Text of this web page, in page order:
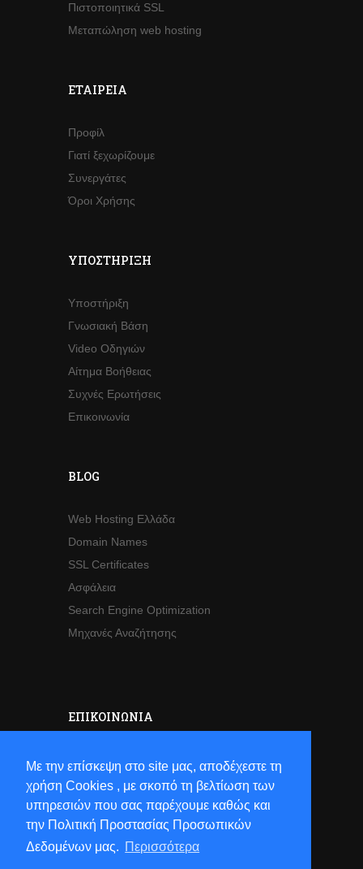
Με την επίσκεψη στο site μας, αποδέχεστε τη
χρήση Cookies , με σκοπό τη βελτίωση των
υπηρεσιών που σας παρέχουμε καθώς και
την Πολιτική Προστασίας Προσωπικών
Δεδομένων μας. Περισσότερα
Πιστοποιητικά SSL
Μεταπώληση web hosting
ΕΤΑΙΡΕΊΑ
Προφίλ
Γιατί ξεχωρίζουμε
Συνεργάτες
Όροι Χρήσης
ΥΠΟΣΤΉΡΙΞΗ
Υποστήριξη
Γνωσιακή Βάση
Video Οδηγιών
Αίτημα Βοήθειας
Συχνές Ερωτήσεις
Επικοινωνία
BLOG
Web Hosting Ελλάδα
Domain Names
SSL Certificates
Ασφάλεια
Search Engine Optimization
Μηχανές Αναζήτησης
ΕΠΙΚΟΙΝΩΝΊΑ
Τηλ: +30 2821063941
Email:sales[at]hostsun[dot]com